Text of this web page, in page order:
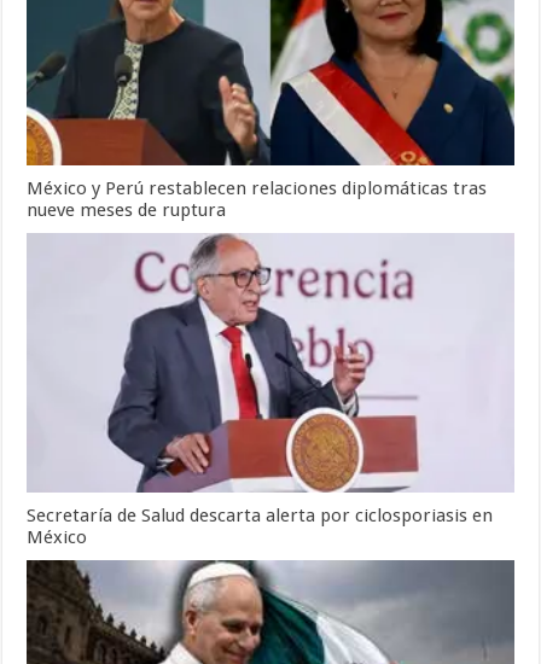
México y Perú restablecen relaciones diplomáticas tras
nueve meses de ruptura
Secretaría de Salud descarta alerta por ciclosporiasis en
México